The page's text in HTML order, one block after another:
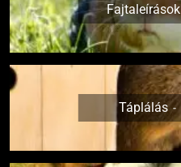
Fajtaleírások
Táplálás